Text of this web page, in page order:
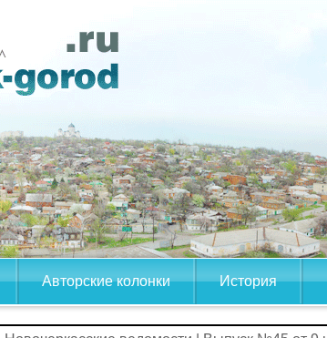
Авторские колонки История